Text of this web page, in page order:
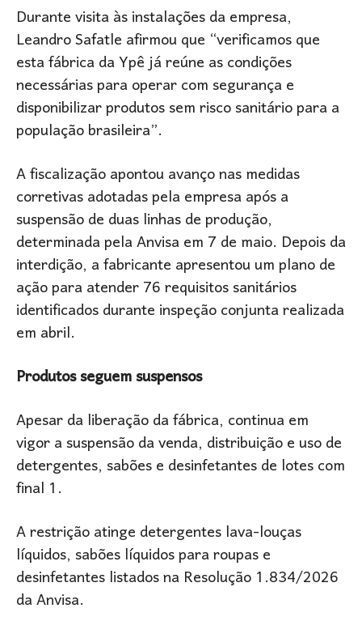
Durante visita às instalações da empresa,
Leandro Safatle afirmou que “verificamos que
esta fábrica da Ypê já reúne as condições
necessárias para operar com segurança e
disponibilizar produtos sem risco sanitário para a
população brasileira”.
A fiscalização apontou avanço nas medidas
corretivas adotadas pela empresa após a
suspensão de duas linhas de produção,
determinada pela Anvisa em 7 de maio. Depois da
interdição, a fabricante apresentou um plano de
ação para atender 76 requisitos sanitários
identificados durante inspeção conjunta realizada
em abril.
Produtos seguem suspensos
Apesar da liberação da fábrica, continua em
vigor a suspensão da venda, distribuição e uso de
detergentes, sabões e desinfetantes de lotes com
final 1.
A restrição atinge detergentes lava-louças
líquidos, sabões líquidos para roupas e
desinfetantes listados na Resolução 1.834/2026
da Anvisa.